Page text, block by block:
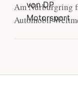
Am Nürburgring
Automobil-